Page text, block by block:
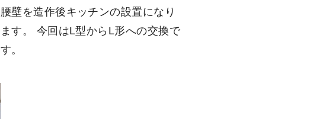
腰壁を造作後キッチンの設置になり
ます。 今回はL型からL形への交換で
す。